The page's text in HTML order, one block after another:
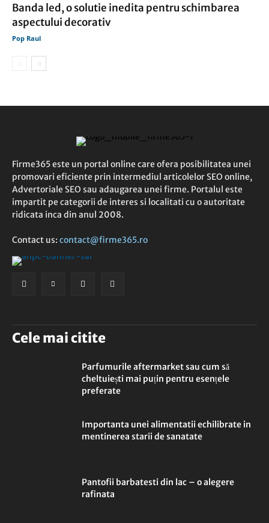
Banda led, o solutie inedita pentru schimbarea
aspectului decorativ
Pop Raul
Firme365 este un portal online care ofera posibilitatea unei
promovari eficiente prin intermediul articolelor SEO online,
Advertoriale SEO sau adaugarea unei firme. Portalul este
impartit pe categorii de interes si localitati cu o autoritate
ridicata inca din anul 2008.
Contact us: contact@firme365.ro
Cele mai citite
Parfumurile aftermarket sau cum să
cheltuiești mai puțin pentru esențele
preferate
Importanta unei alimentatii echilibrate in
mentinerea starii de sanatate
Pantofii barbatesti din lac – o alegere
rafinata